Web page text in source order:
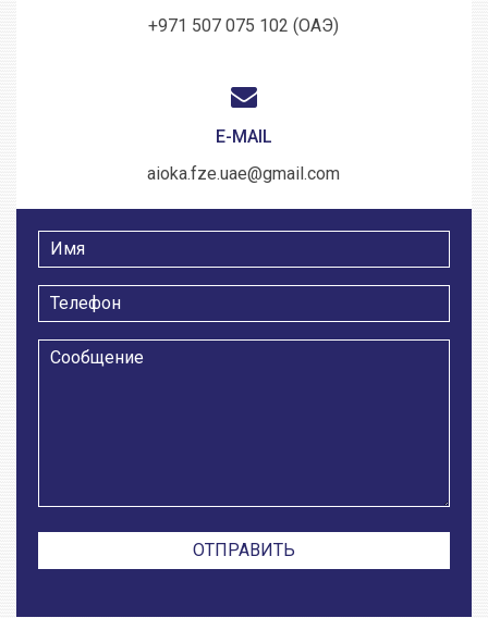
+971 507 075 102 (ОАЭ)
E-MAIL
aioka.fze.uae@gmail.com